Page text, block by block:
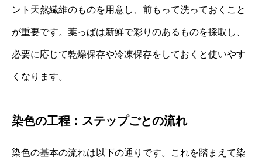
ント天然繊維のものを用意し、前もって洗っておくこと
が重要です。葉っぱは新鮮で彩りのあるものを採取し、
必要に応じて乾燥保存や冷凍保存をしておくと使いやす
くなります。
染色の工程：ステップごとの流れ
染色の基本の流れは以下の通りです。これを踏まえて染